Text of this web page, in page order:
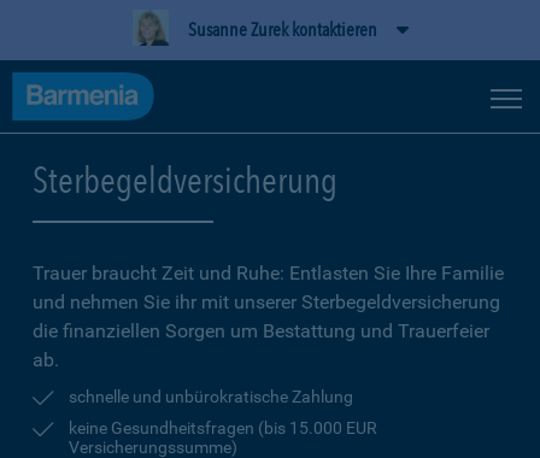
Susanne Zurek kontaktieren
Sterbegeldversicherung
Trauer braucht Zeit und Ruhe: Entlasten Sie Ihre Familie
und nehmen Sie ihr mit unserer Sterbegeldversicherung
die finanziellen Sorgen um Bestattung und Trauerfeier
ab.
schnelle und unbürokratische Zahlung
keine Gesundheitsfragen (bis 15.000 EUR
Versicherungssumme)